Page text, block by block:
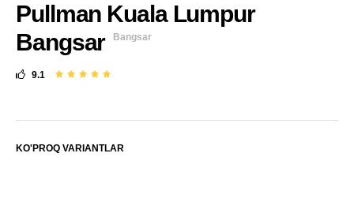
Pullman Kuala Lumpur
Bangsar
Bangsar
9.1
KO'PROQ VARIANTLAR